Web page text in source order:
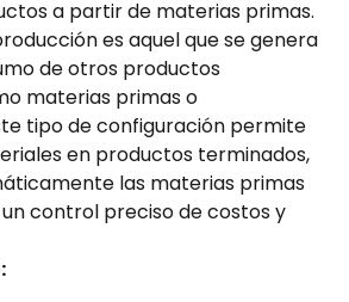
a partir de materias primas.
es aquel que se genera
de otros productos
materias primas o
tipo de configuración permite
en productos terminados,
las materias primas
control preciso de costos y